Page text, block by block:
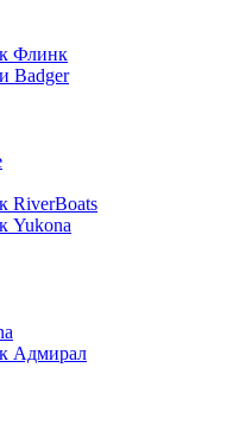
Флинк
Badger
RiverBoats
Yukona
Адмирал